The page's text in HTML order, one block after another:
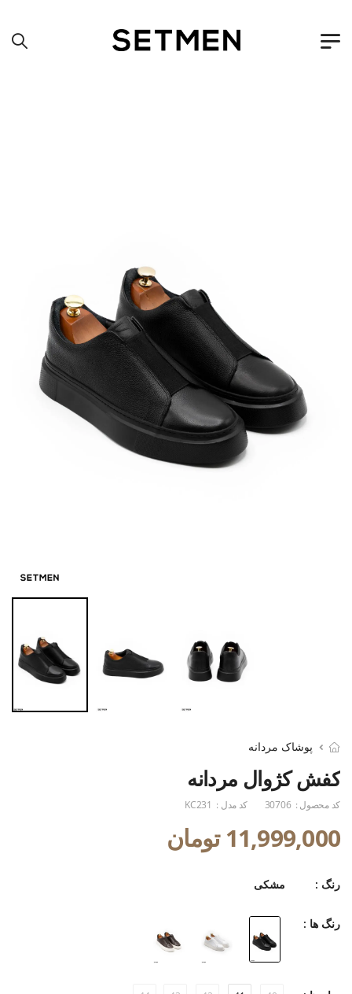
پوشاک مردانه
کفش کژوال مردانه
کد محصول : 30706 کد مدل : KC231
11,999,000 تومان
رنگ : مشکی
رنگ ها :